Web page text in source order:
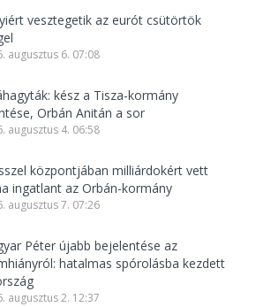
vesztegetik az eurót csütörtök
augusztus 6. 07:08
kész a Tisza-kormány
Orbán Anitán a sor
augusztus 4. 06:58
központjában milliárdokért vett
ingatlant az Orbán-kormány
augusztus 7. 07:26
Péter újabb bejelentése az
hatalmas spórolásba kezdett
augusztus 2. 12:37